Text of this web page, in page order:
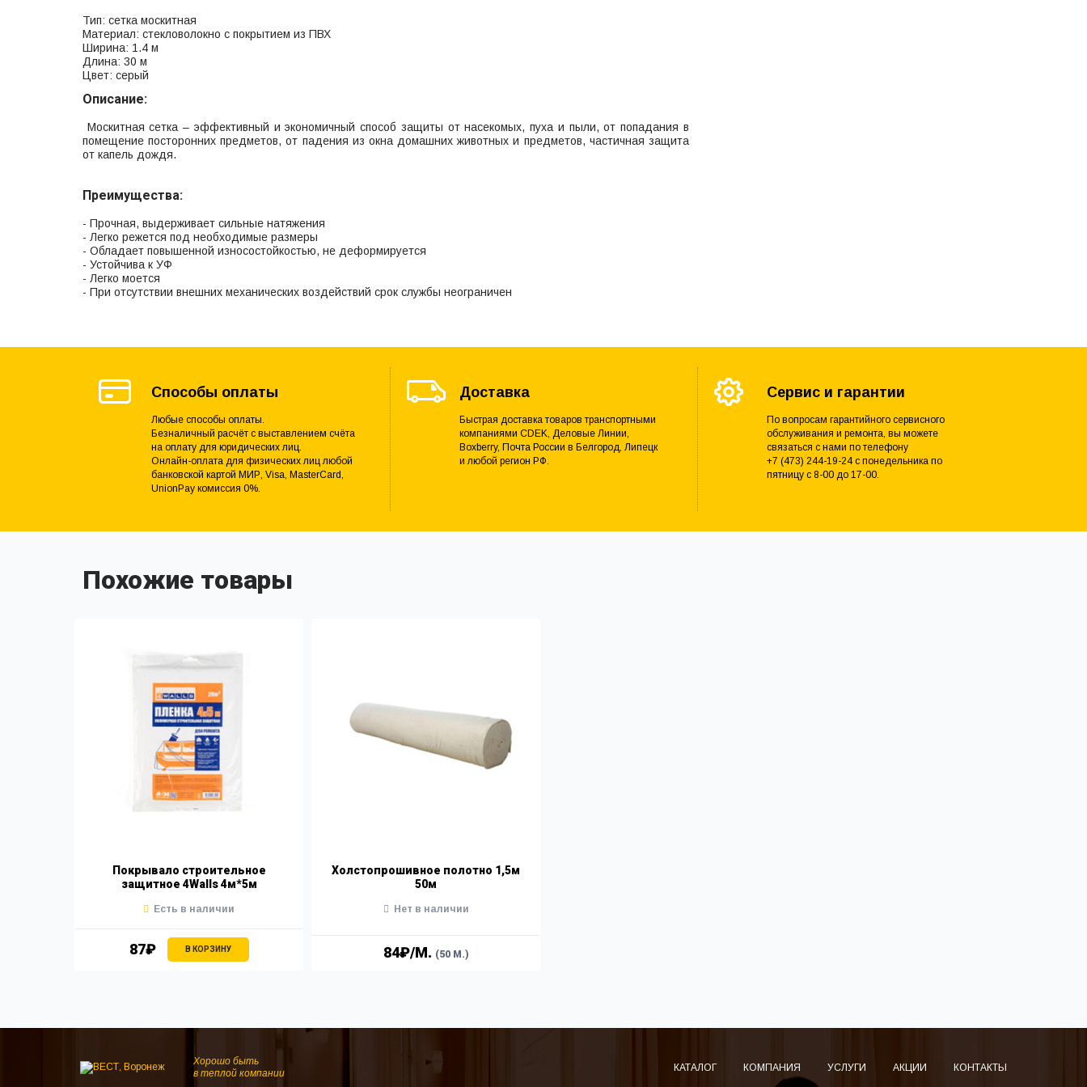
Тип: сетка москитная
Материал: стекловолокно с покрытием из ПВХ
Ширина: 1.4 м
Длина: 30 м
Цвет: серый
Описание:
Москитная сетка – эффективный и экономичный способ защиты от насекомых, пуха и пыли, от попадания в
помещение посторонних предметов, от падения из окна домашних животных и предметов, частичная защита
от капель дождя.
Преимущества:
- Прочная, выдерживает сильные натяжения
- Легко режется под необходимые размеры
- Обладает повышенной износостойкостью, не деформируется
- Устойчива к УФ
- Легко моется
- При отсутствии внешних механических воздействий срок службы неограничен
Способы оплаты
Любые способы оплаты.
Безналичный расчёт с выставлением счёта
на оплату для юридических лиц.
Онлайн-оплата для физических лиц любой
банковской картой МИР, Visa, MasterCard,
UnionPay комиссия 0%.
Доставка
Быстрая доставка товаров транспортными
компаниями CDEK, Деловые Линии,
Boxberry, Почта России в Белгород, Липецк
и любой регион РФ.
Сервис и гарантии
По вопросам гарантийного сервисного
обслуживания и ремонта, вы можете
связаться с нами по телефону
+7 (473) 244-19-24 с понедельника по
пятницу с 8-00 до 17-00.
Похожие товары
Покрывало строительное
защитное 4Walls 4м*5м
87₽ В КОРЗИНУ
Есть в наличии
Холстопрошивное полотно 1,5м
50м
84₽/М. (50 М.)
Нет в наличии
Хорошо быть
в теплой компании
КАТАЛОГ КОМПАНИЯ УСЛУГИ АКЦИИ КОНТАКТЫ